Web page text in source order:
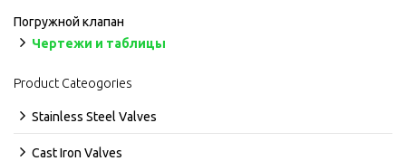
Погружной клапан
Чертежи и таблицы
Product Cateogories
Stainless Steel Valves
Cast Iron Valves